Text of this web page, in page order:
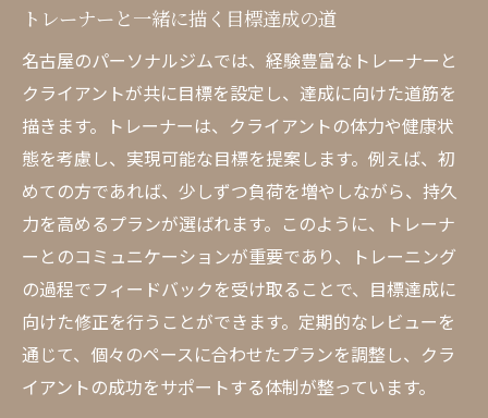
トレーナーと一緒に描く目標達成の道
名古屋のパーソナルジムでは、経験豊富なトレーナーと
クライアントが共に目標を設定し、達成に向けた道筋を
描きます。トレーナーは、クライアントの体力や健康状
態を考慮し、実現可能な目標を提案します。例えば、初
めての方であれば、少しずつ負荷を増やしながら、持久
力を高めるプランが選ばれます。このように、トレーナ
ーとのコミュニケーションが重要であり、トレーニング
の過程でフィードバックを受け取ることで、目標達成に
向けた修正を行うことができます。定期的なレビューを
通じて、個々のペースに合わせたプランを調整し、クラ
イアントの成功をサポートする体制が整っています。